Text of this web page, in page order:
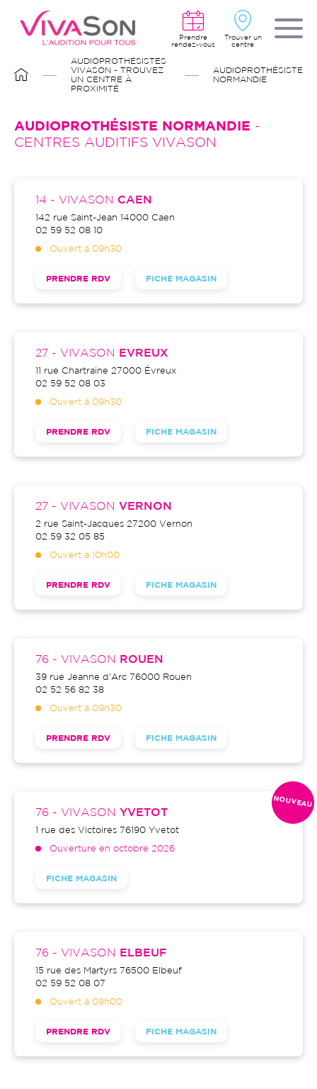
contenu
principal
Prendre
rendez-vous
Trouver un
centre
D'ARIANE
AUDIOPROTHÉSISTES
VIVASON - TROUVEZ
UN CENTRE À
PROXIMITÉ
AUDIOPROTHÉSISTE
NORMANDIE
AUDIOPROTHÉSISTE NORMANDIE -
CENTRES AUDITIFS VIVASON
14 - VIVASON CAEN
142 rue Saint-Jean 14000 Caen
02 59 52 08 10
Ouvert à 09h30
PRENDRE RDV FICHE MAGASIN
27 - VIVASON EVREUX
11 rue Chartraine 27000 Évreux
02 59 52 08 03
Ouvert à 09h30
PRENDRE RDV FICHE MAGASIN
27 - VIVASON VERNON
2 rue Saint-Jacques 27200 Vernon
02 59 32 05 85
Ouvert à 10h00
PRENDRE RDV FICHE MAGASIN
76 - VIVASON ROUEN
39 rue Jeanne d'Arc 76000 Rouen
02 52 56 82 38
Ouvert à 09h30
PRENDRE RDV FICHE MAGASIN
76 - VIVASON YVETOT
1 rue des Victoires 76190 Yvetot
Ouverture en octobre 2026
FICHE MAGASIN
76 - VIVASON ELBEUF
15 rue des Martyrs 76500 Elbeuf
02 59 52 08 07
Ouvert à 09h00
PRENDRE RDV FICHE MAGASIN